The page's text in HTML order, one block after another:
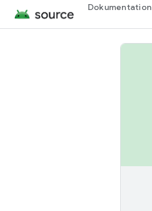
Dokumentation